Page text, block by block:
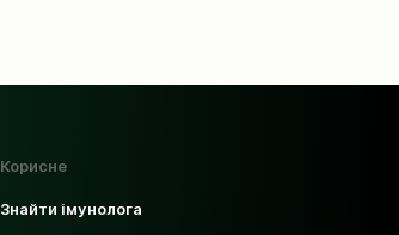
Корисне
Знайти імунолога